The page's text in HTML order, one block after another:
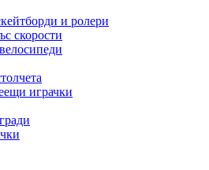
и ролери
скорости
играчки